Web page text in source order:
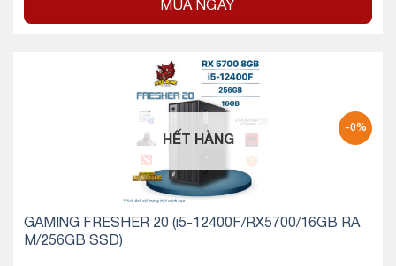
MUA NGAY
-0%
HẾT HÀNG
GAMING FRESHER 20 (i5-12400F/RX5700/16GB RA
M/256GB SSD)